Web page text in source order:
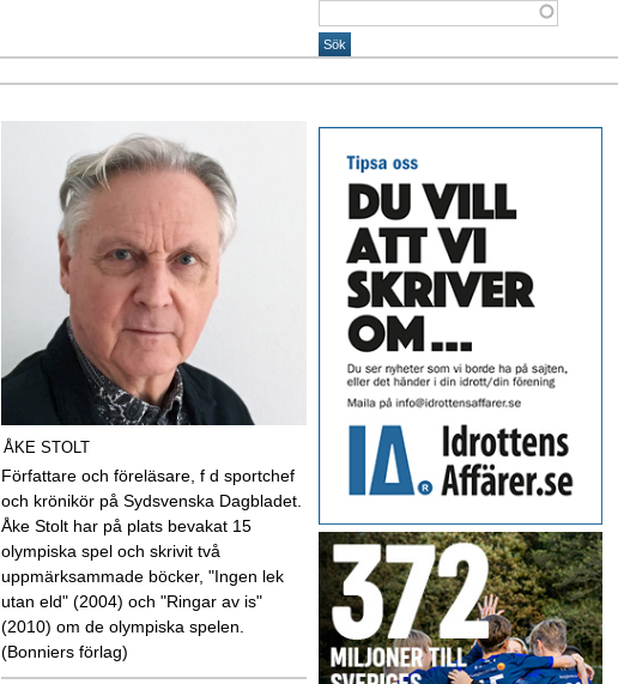
ÅKE STOLT
Författare och föreläsare, f d sportchef
och krönikör på Sydsvenska Dagbladet.
Åke Stolt har på plats bevakat 15
olympiska spel och skrivit två
uppmärksammade böcker, "Ingen lek
utan eld" (2004) och "Ringar av is"
(2010) om de olympiska spelen.
(Bonniers förlag)